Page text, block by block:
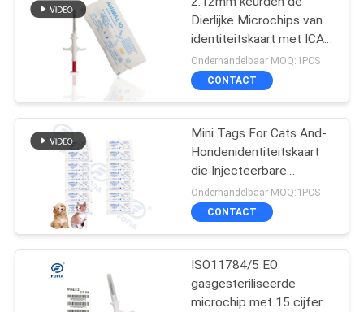
Dierlijke Microchips van
identiteitskaart met ICAR
6 Streepjescodestickers
goed
Onderhandelbaar MOQ:1PCS
CONTACT
Mini Tags For Cats And-
Hondenidentiteitskaart
die Injecteerbare
Microchips lezen onder
Huid IP67
Onderhandelbaar MOQ:1PCS
CONTACT
ISO11784/5 EO
gasgesteriliseerde
microchip met 15 cijfers